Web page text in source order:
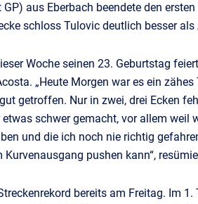
aus Eberbach beendete den
schloss Tulovic deutlich besser als
Woche seinen 23. Geburtstag
„Heute Morgen war es ein
getroffen. Nur in zwei, drei Ecken
schwer gemacht, vor allem weil
und die ich noch nie richtig
pushen kann“,
bereits am Freitag. Im